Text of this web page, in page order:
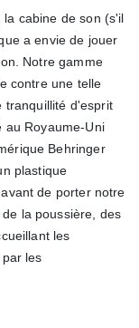
cabine de son (s'il
a envie de jouer
Notre gamme
contre une telle
tranquillité d'esprit
au Royaume-Uni
Behringer
plastique
de porter notre
la poussière, des
les
les